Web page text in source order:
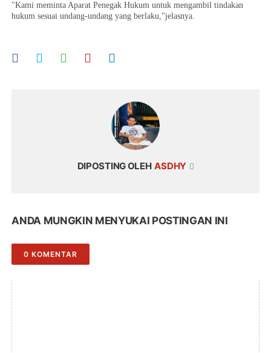
"Kami meminta Aparat Penegak Hukum untuk mengambil tindakan
hukum sesuai undang-undang yang berlaku,"jelasnya.
DIPOSTING OLEH ASDHY
ANDA MUNGKIN MENYUKAI POSTINGAN INI
0 KOMENTAR